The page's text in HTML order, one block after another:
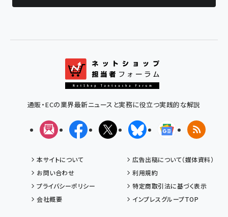
通販・ECの業界最新ニュースと実務に役立つ実践的な解説
メルマガFacebookX(エックス)BlueskyGoogleニュ
RSS
本サイトについて
広告出稿について（媒体資料）
お問い合わせ
利用規約
プライバシーポリシー
特定商取引法に基づく表示
会社概要
インプレスグループTOP